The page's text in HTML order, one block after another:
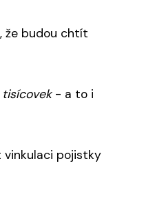
že budou chtít
- a to i
vinkulaci pojistky